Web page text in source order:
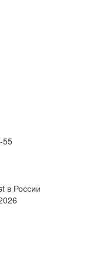
55
в России